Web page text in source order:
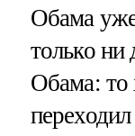
Обама
только ни
Обама: то